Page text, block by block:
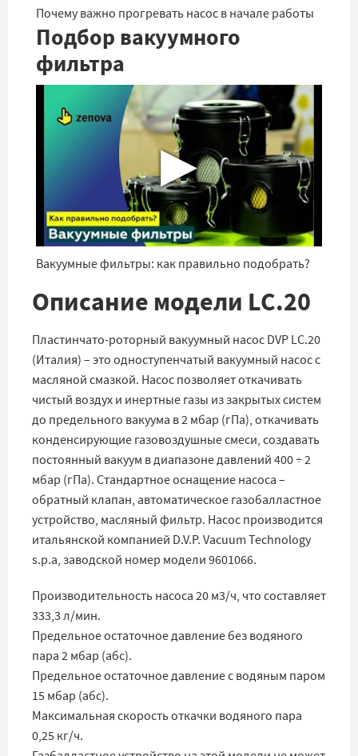
Почему важно прогревать насос в начале работы
Подбор вакуумного
фильтра
▶
Вакуумные фильтры: как правильно подобрать?
Описание модели LC.20
Пластинчато-роторный вакуумный насос DVP LC.20
(Италия) – это одноступенчатый вакуумный насос с
масляной смазкой. Насос позволяет откачивать
чистый воздух и инертные газы из закрытых систем
до предельного вакуума в 2 мбар (гПа), откачивать
конденсирующие газовоздушные смеси, создавать
постоянный вакуум в диапазоне давлений 400 ÷ 2
мбар (гПа). Стандартное оснащение насоса –
обратный клапан, автоматическое газобалластное
устройство, масляный фильтр. Насос производится
итальянской компанией D.V.P. Vacuum Technology
s.p.a, заводской номер модели 9601066.
Производительность насоса 20 м3/ч, что составляет
333,3 л/мин.
Предельное остаточное давление без водяного
пара 2 мбар (абс).
Предельное остаточное давление с водяным паром
15 мбар (абс).
Максимальная скорость откачки водяного пара
0,25 кг/ч.